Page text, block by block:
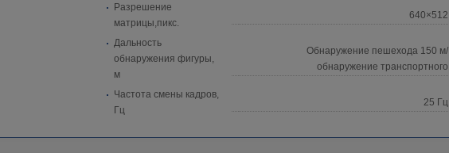
Разрешение
матрицы,пикс.
640×512
Дальность
обнаружения фигуры,
м
Обнаружение пешехода 150 м/
обнаружение транспортного
Частота смены кадров,
Гц
25 Гц